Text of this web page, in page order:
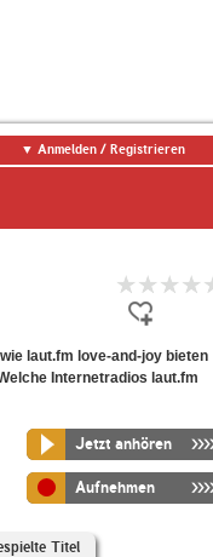
Anmelden / Registrieren
laut.fm love-and-joy bieten
Internetradios laut.fm
Jetzt anhören
Aufnehmen
Titel